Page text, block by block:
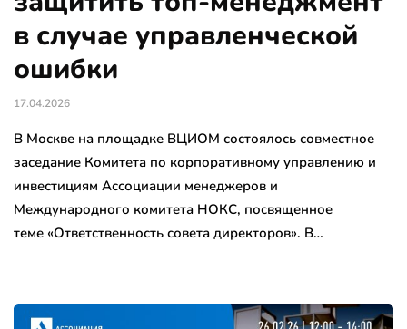
в случае управленческой
ошибки
17.04.2026
В Москве на площадке ВЦИОМ состоялось совместное
заседание Комитета по корпоративному управлению и
инвестициям Ассоциации менеджеров и
Международного комитета НОКС, посвященное
теме «Ответственность совета директоров». В…